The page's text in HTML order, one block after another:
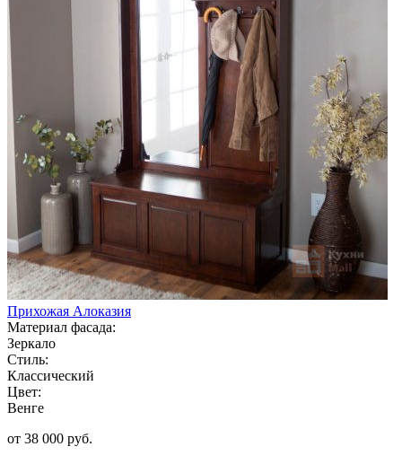
Прихожая Алоказия
Материал фасада:
Зеркало
Стиль:
Классический
Цвет:
Венге
от 38 000 руб.